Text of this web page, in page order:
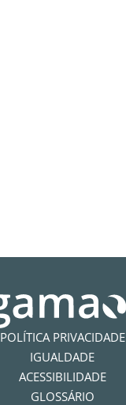
POLÍTICA PRIVACIDADE
IGUALDADE
ACESSIBILIDADE
GLOSSÁRIO